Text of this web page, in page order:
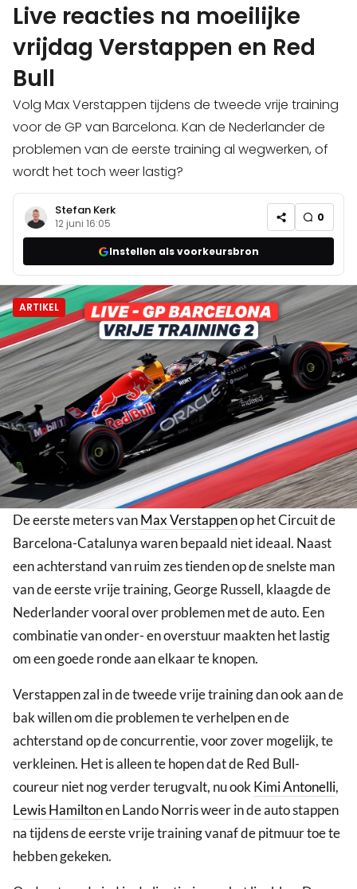
Live reacties na moeilijke
vrijdag Verstappen en Red
Bull
Volg Max Verstappen tijdens de tweede vrije training
voor de GP van Barcelona. Kan de Nederlander de
problemen van de eerste training al wegwerken, of
wordt het toch weer lastig?
Stefan Kerk
12 juni 16:05 0
Instellen als voorkeursbron
ARTIKEL
De eerste meters vanMax Verstappenop het Circuit de
Barcelona-Catalunya waren bepaald niet ideaal. Naast
een achterstand van ruim zes tienden op de snelste man
van de eerste vrije training, George Russell, klaagde de
Nederlander vooral over problemen met de auto. Een
combinatie van onder- en overstuur maakten het lastig
om een goede ronde aan elkaar te knopen.
Verstappen zal in de tweede vrije training dan ook aan de
bak willen om die problemen te verhelpen en de
achterstand op de concurrentie, voor zover mogelijk, te
verkleinen. Het is alleen te hopen dat de Red Bull-
coureur niet nog verder terugvalt, nu ookKimi Antonelli,
Lewis Hamiltonen Lando Norris weer in de auto stappen
na tijdens de eerste vrije training vanaf de pitmuur toe te
hebben gekeken.